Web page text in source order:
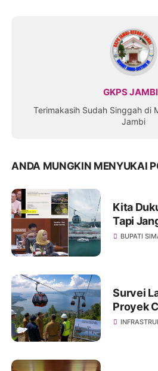
GKPS JAMBI
Terimakasih Sudah Singgah di
Jambi
ANDA MUNGKIN MENYUKAI
Kita
Tapi
BUPATI
Survei
Proyek
Toba